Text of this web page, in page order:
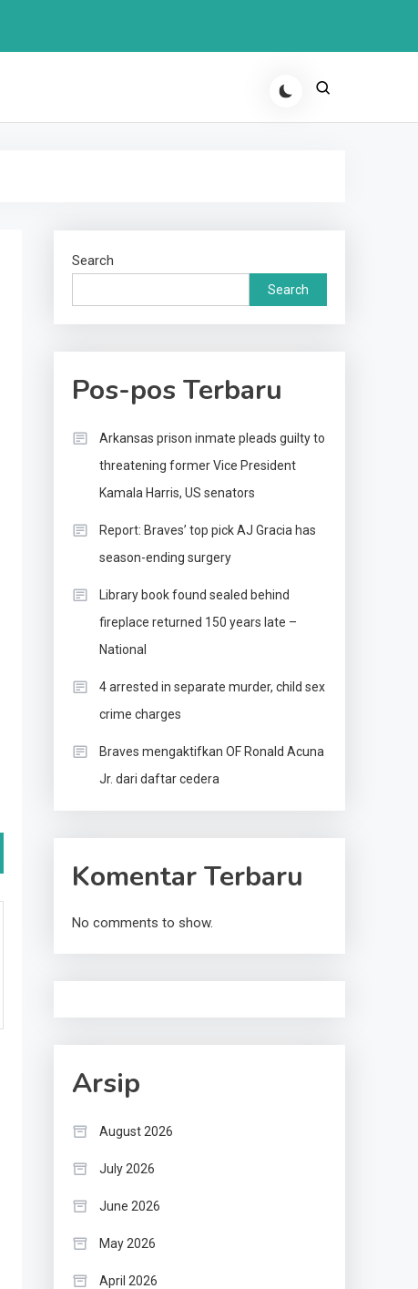
Search
Search
Pos-pos Terbaru
Arkansas prison inmate pleads guilty to
threatening former Vice President
Kamala Harris, US senators
Report: Braves’ top pick AJ Gracia has
season-ending surgery
Library book found sealed behind
fireplace returned 150 years late –
National
4 arrested in separate murder, child sex
crime charges
Braves mengaktifkan OF Ronald Acuna
Jr. dari daftar cedera
Komentar Terbaru
No comments to show.
Arsip
August 2026
July 2026
June 2026
May 2026
April 2026